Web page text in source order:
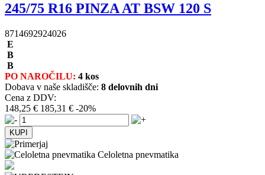
245/75 R16 PINZA AT BSW 120 S
8714692924026
E
B
B
PO NAROČILU: 4 kos
Dobava v naše skladišče: 8 delovnih dni
Cena z DDV:
148,25 € 185,31 € -20%
Celoletna pnevmatika